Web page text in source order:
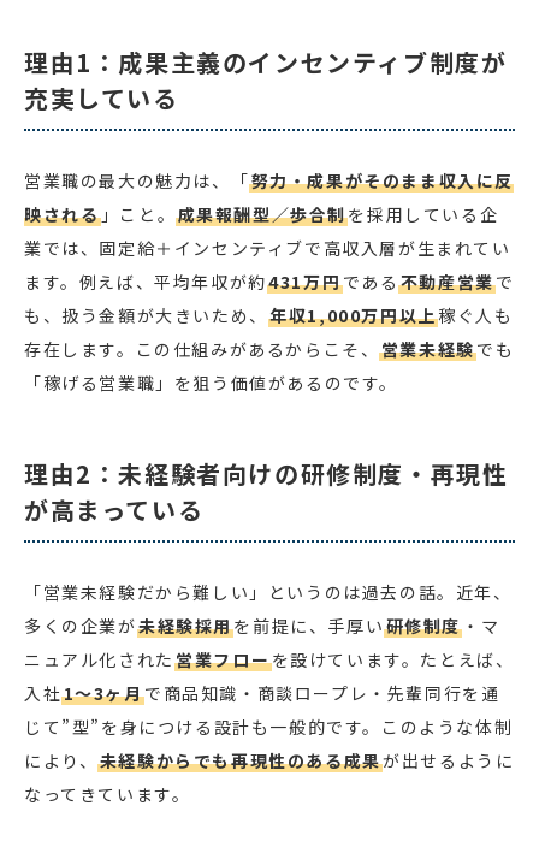
理由1：成果主義のインセンティブ制度が
充実している
営業職の最大の魅力は、「努力・成果がそのまま収入に反
映される」こと。成果報酬型／歩合制を採用している企
業では、固定給＋インセンティブで高収入層が生まれてい
ます。例えば、平均年収が約431万円である不動産営業で
も、扱う金額が大きいため、 年収1,000万円以上稼ぐ人も
存在します。この仕組みがあるからこそ、営業未経験でも
「稼げる営業職」を狙う価値があるのです。
理由2：未経験者向けの研修制度・再現性
が高まっている
「営業未経験だから難しい」というのは過去の話。近年、
多くの企業が未経験採用を前提に、手厚い研修制度 ・マ
ニュアル化された 営業フローを設けています。たとえば、
入社1〜3ヶ月で商品知識・商談ロープレ・先輩同行を通
じて”型”を身につける設計も一般的です。このような体制
により、未経験からでも再現性のある成果が出せるように
なってきています。